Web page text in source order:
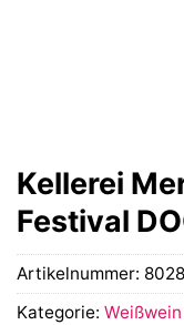
Kellerei
Festival
Artikelnummer:
Kategorie: Weißwein